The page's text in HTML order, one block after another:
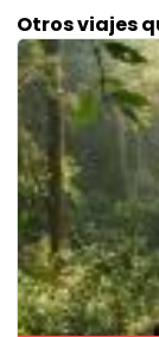
Otros viajes